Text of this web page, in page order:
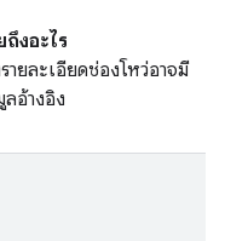
งอะไร
ายละเอียดช่องโหว่อาจมี
อ้างอิง